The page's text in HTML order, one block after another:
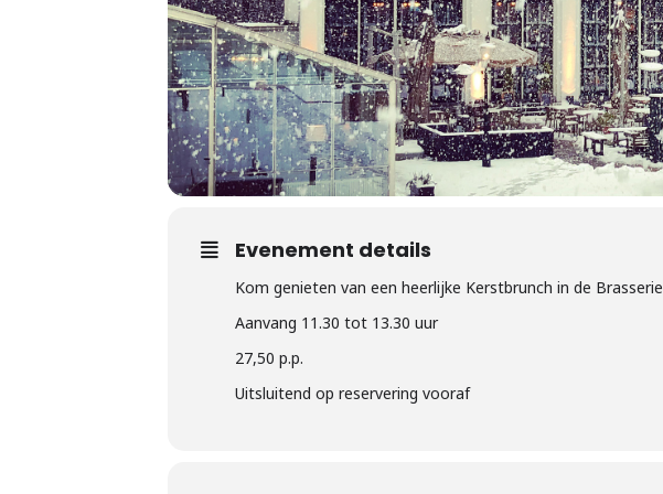
Evenement details
Kom genieten van een heerlijke Kerstbrunch in de Brasserie
Aanvang 11.30 tot 13.30 uur
27,50 p.p.
Uitsluitend op reservering vooraf